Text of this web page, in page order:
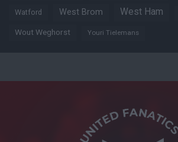
Watford West Brom West Ham
Wout Weghorst Youri Tielemans